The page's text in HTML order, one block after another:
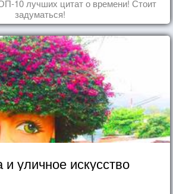
10 лучших цитат о времени! Стоит
задуматься!
уличное искусство